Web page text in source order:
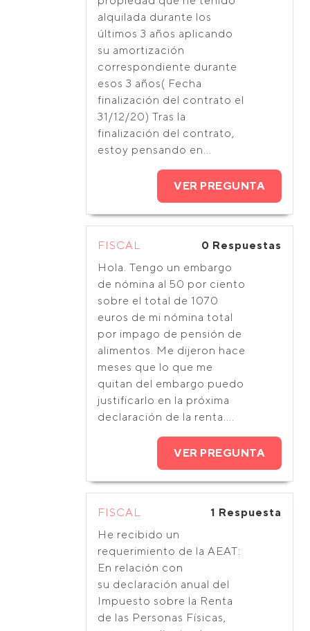
alquilada durante los
últimos 3 años aplicando
su amortización
correspondiente durante
esos 3 años( Fecha
finalización del contrato el
31/12/20) Tras la
finalización del contrato,
estoy pensando en...
VER PREGUNTA
FISCAL
0 Respuestas
Hola. Tengo un embargo
de nómina al 50 por ciento
sobre el total de 1070
euros de mi nómina total
por impago de pensión de
alimentos. Me dijeron hace
meses que lo que me
quitan del embargo puedo
justificarlo en la próxima
declaración de la renta....
VER PREGUNTA
FISCAL
1 Respuesta
He recibido un
requerimiento de la AEAT:
En relación con
su declaración anual del
Impuesto sobre la Renta
de las Personas Físicas,